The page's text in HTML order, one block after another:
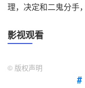
理，决定和二鬼分
影视观看
© 版权声明